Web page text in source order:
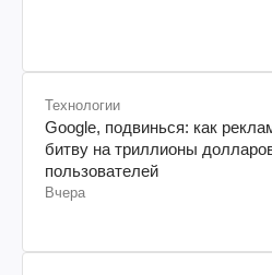
Технологии
Google, подвинься: как
битву на триллионы
пользователей
Вчера